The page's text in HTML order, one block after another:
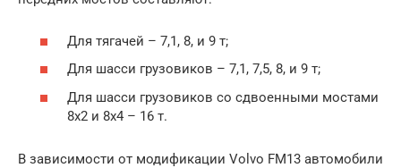
Для тягачей – 7,1, 8, и 9 т;
Для шасси грузовиков – 7,1, 7,5, 8, и 9 т;
Для шасси грузовиков со сдвоенными мостами
8х2 и 8х4 – 16 т.
В зависимости от модификации Volvo FM13 автомобили